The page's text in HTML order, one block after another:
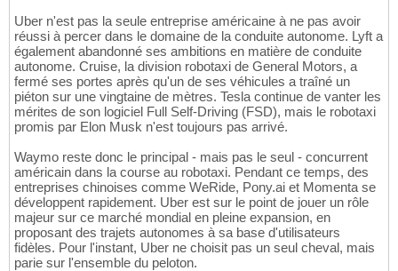
Uber n'est pas la seule entreprise américaine à ne pas avoir
réussi à percer dans le domaine de la conduite autonome. Lyft a
également abandonné ses ambitions en matière de conduite
autonome. Cruise, la division robotaxi de General Motors, a
fermé ses portes après qu'un de ses véhicules a traîné un
piéton sur une vingtaine de mètres. Tesla continue de vanter les
mérites de son logiciel Full Self-Driving (FSD), mais le robotaxi
promis par Elon Musk n'est toujours pas arrivé.
Waymo reste donc le principal - mais pas le seul - concurrent
américain dans la course au robotaxi. Pendant ce temps, des
entreprises chinoises comme WeRide, Pony.ai et Momenta se
développent rapidement. Uber est sur le point de jouer un rôle
majeur sur ce marché mondial en pleine expansion, en
proposant des trajets autonomes à sa base d'utilisateurs
fidèles. Pour l'instant, Uber ne choisit pas un seul cheval, mais
parie sur l'ensemble du peloton.